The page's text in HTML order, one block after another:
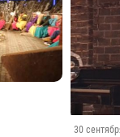
30